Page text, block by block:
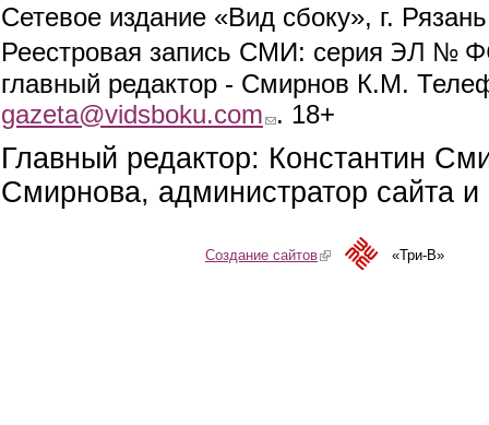
Сетевое издание «Вид сбоку», г.
Реестровая запись СМИ: серия ЭЛ №
главный редактор - Смирнов К.М.
gazeta@vidsboku.com (link sends e-mail)
. 18+
Главный редактор: Константин
Смирнова, администратор сайта
Создание сайтов(link is external)«Три-В»